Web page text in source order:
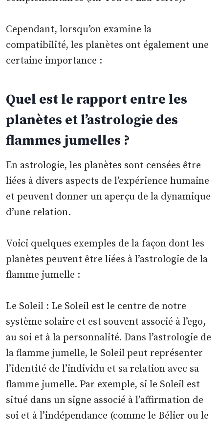
Cependant, lorsqu’on examine la
compatibilité, les planètes ont également une
certaine importance :
Quel est le rapport entre les
planètes et l’astrologie des
flammes jumelles ?
En astrologie, les planètes sont censées être
liées à divers aspects de l’expérience humaine
et peuvent donner un aperçu de la dynamique
d’une relation.
Voici quelques exemples de la façon dont les
planètes peuvent être liées à l’astrologie de la
flamme jumelle :
Le Soleil : Le Soleil est le centre de notre
système solaire et est souvent associé à l’ego,
au soi et à la personnalité. Dans l’astrologie de
la flamme jumelle, le Soleil peut représenter
l’identité de l’individu et sa relation avec sa
flamme jumelle. Par exemple, si le Soleil est
situé dans un signe associé à l’affirmation de
soi et à l’indépendance (comme le Bélier ou le